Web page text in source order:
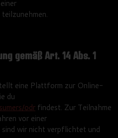
gemäß Art. 14 Abs. 1
eine Plattform zur Online-
du
odr findest. Zur Teilnahme
vor einer
wir nicht verpflichtet und